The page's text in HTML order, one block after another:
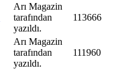
Arı Magazin
tarafından
yazıldı.
113666
Arı Magazin
tarafından
yazıldı.
111960